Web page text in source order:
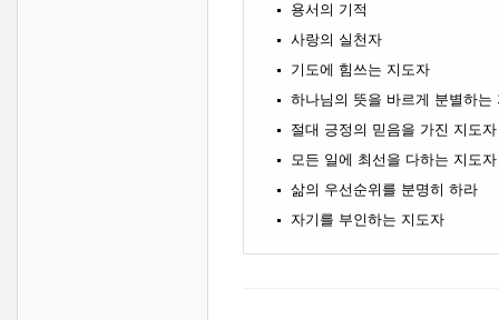
용서의 기적
사랑의 실천자
기도에 힘쓰는 지도자
하나님의 뜻을 바르게 분별하는
절대 긍정의 믿음을 가진 지도자
모든 일에 최선을 다하는 지도자
삶의 우선순위를 분명히 하라
자기를 부인하는 지도자